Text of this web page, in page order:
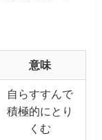
意味
自らすすんで
積極的にとり
くむ